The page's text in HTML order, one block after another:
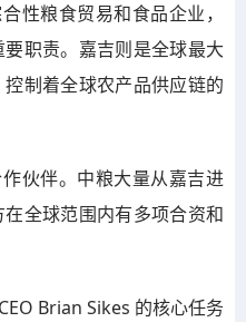
性粮食贸易和食品企业，
职责。嘉吉则是全球最大
制着全球农产品供应链的
伙伴。中粮大量从嘉吉进
全球范围内有多项合资和
Brian Sikes 的核心任务